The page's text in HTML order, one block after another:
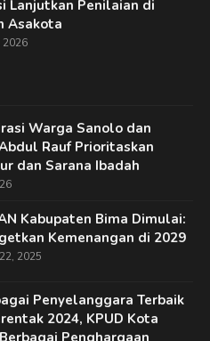
Lanjutkan Penilaian di
Asakota
Warga Sanolo dan
Rauf Prioritaskan
dan Sarana Ibadah
Kabupaten Bima Dimulai:
Kemenangan di 2029
2025
Penyelanggara Terbaik
2024, KPUD Kota